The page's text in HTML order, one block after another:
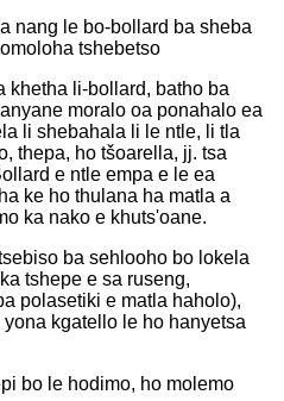
nang le bo-bollard ba sheba
tshebetso
khetha li-bollard, batho ba
moralo oa ponahalo ea
li shebahala li le ntle, li tla
thepa, ho tšoarella, jj. tsa
e ntle empa e le ea
ke ho thulana ha matla a
ka nako e khuts'oane.
ba sehlooho bo lokela
tshepe e sa ruseng,
polasetiki e matla haholo),
kgatello le ho hanyetsa
bo le hodimo, ho molemo